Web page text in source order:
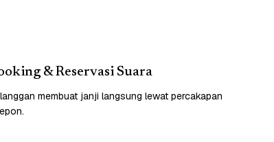
& Reservasi Suara
membuat janji langsung lewat percakapan